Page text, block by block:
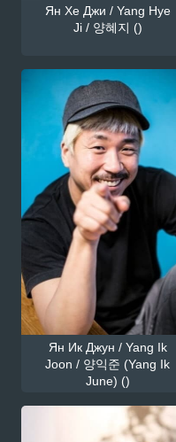
Ян Хе Джи / Yang Hye
Ji / 양혜지 ()
Ян Ик Джун / Yang Ik
Joon / 양익준 (Yang Ik
June) ()